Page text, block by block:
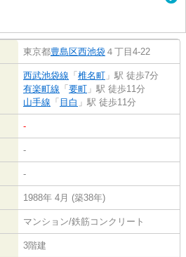
東京都豊島区西池袋 ４丁目4-22
西武池袋線 「 椎名町 」駅 徒歩7分
有楽町線 「 要町 」駅 徒歩11分
山手線 「 目白 」駅 徒歩11分
-
-
-
1988年 4月 (築38年)
マンション/鉄筋コンクリート
3階建